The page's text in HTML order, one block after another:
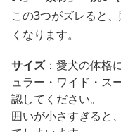
この3つがズレると
くなります。
サイズ：愛犬の体格
ュラー・ワイド・ス
認してください。
囲いが小さすぎると